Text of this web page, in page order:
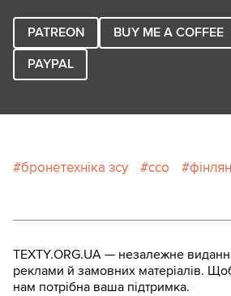
PATREON BUY ME A COFFEE
PAYPAL
бронетехніка зсу ссо
TEXTY.ORG.UA — незалежне
реклами й замовних матеріалів.
нам потрібна ваша підтримка.